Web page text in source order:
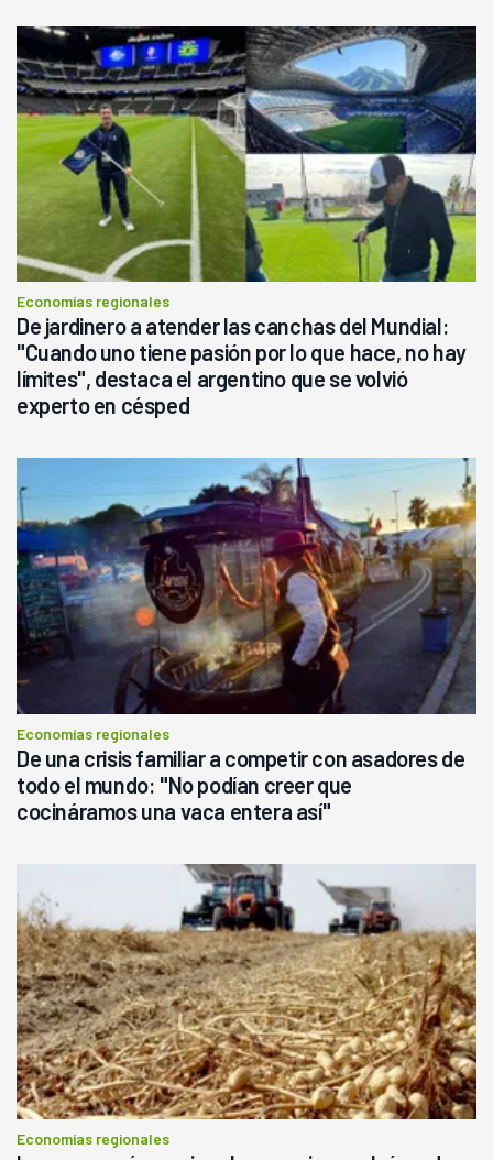
Economías regionales
De jardinero a atender las canchas del Mundial:
"Cuando uno tiene pasión por lo que hace, no hay
límites", destaca el argentino que se volvió
experto en césped
Economías regionales
De una crisis familiar a competir con asadores de
todo el mundo: "No podían creer que
cocináramos una vaca entera así"
Economías regionales